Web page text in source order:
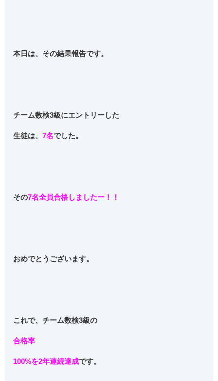
本日は、その結果報告です。
チーム数検3級にエントリーした
生徒は、7名でした。
その7名全員合格しましたー！！
おめでとうございます。
これで、チーム数検3級の
合格率
100%を2年連続達成です。